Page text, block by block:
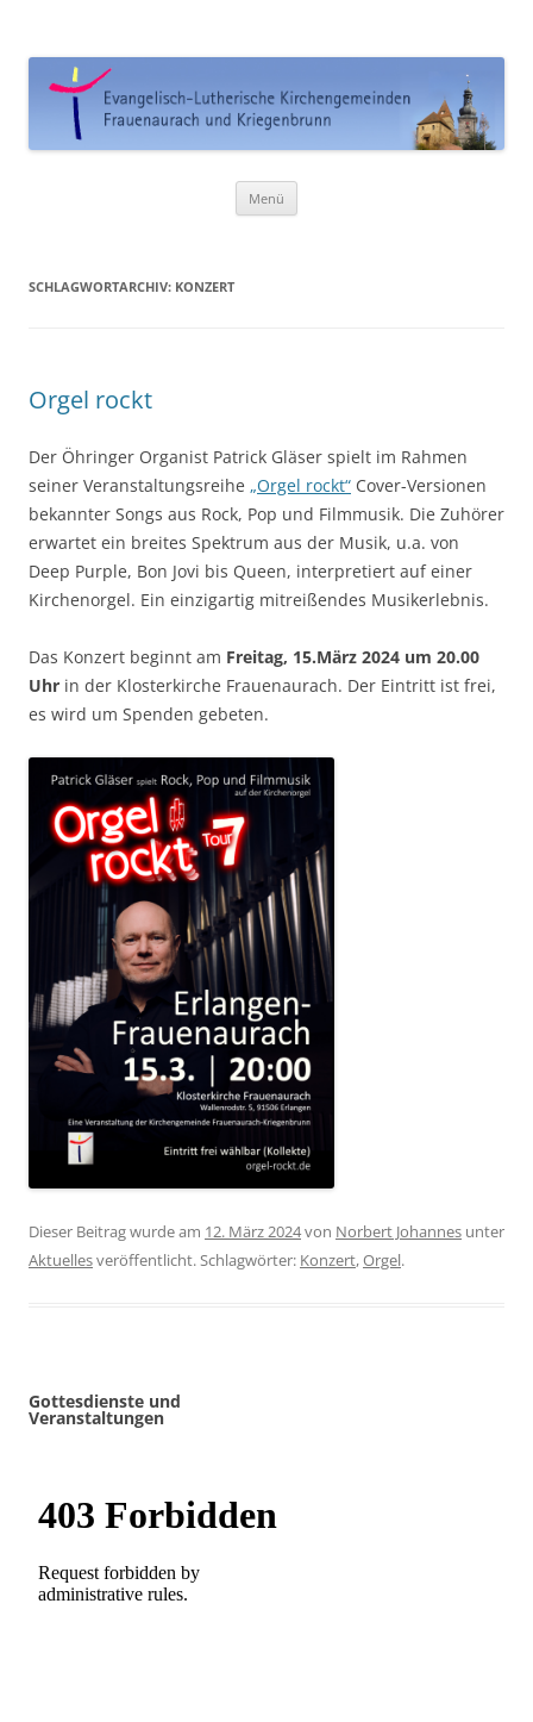
Frauenaurach-Kriegenbrunn
Menü
SCHLAGWORTARCHIV: KONZERT
Orgel rockt
Der Öhringer Organist Patrick Gläser spielt im Rahmen
seiner Veranstaltungsreihe „Orgel rockt“ Cover-Versionen
bekannter Songs aus Rock, Pop und Filmmusik. Die Zuhörer
erwartet ein breites Spektrum aus der Musik, u.a. von
Deep Purple, Bon Jovi bis Queen, interpretiert auf einer
Kirchenorgel. Ein einzigartig mitreißendes Musikerlebnis.
Das Konzert beginnt am Freitag, 15.März 2024 um 20.00
Uhr in der Klosterkirche Frauenaurach. Der Eintritt ist frei,
es wird um Spenden gebeten.
Dieser Beitrag wurde am 12. März 2024von Norbert Johannes unter
Aktuellesveröffentlicht. Schlagwörter: Konzert,Orgel.
Gottesdienste und
Veranstaltungen